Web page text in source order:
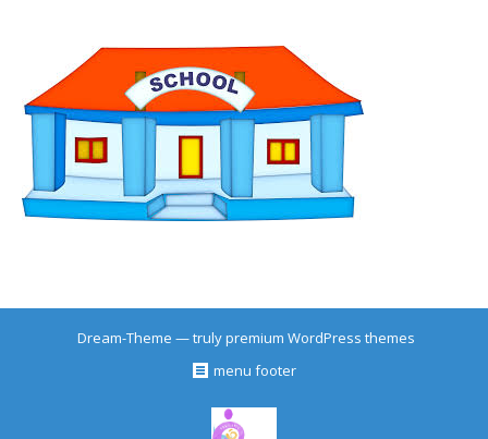
Dream-Theme — trulypremium WordPress themes
menu footer